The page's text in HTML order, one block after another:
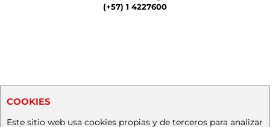
(+57) 1 4227600
COOKIES
Este sitio web usa cookies propias y de terceros para analizar